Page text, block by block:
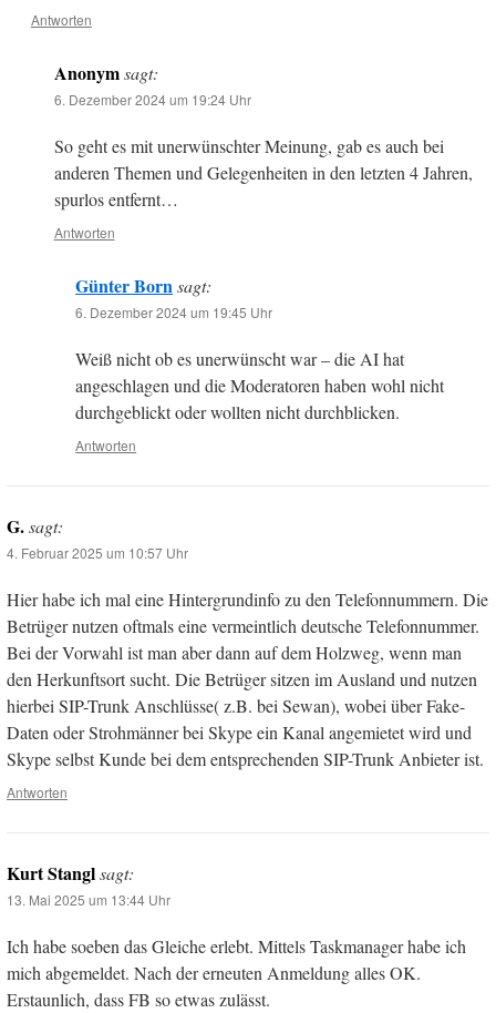
Antworten
Anonym sagt:
6. Dezember 2024 um 19:24 Uhr
So geht es mit unerwünschter Meinung, gab es auch bei
anderen Themen und Gelegenheiten in den letzten 4 Jahren,
spurlos entfernt…
Antworten
Günter Bornsagt:
6. Dezember 2024 um 19:45 Uhr
Weiß nicht ob es unerwünscht war – die AI hat
angeschlagen und die Moderatoren haben wohl nicht
durchgeblickt oder wollten nicht durchblicken.
Antworten
G.sagt:
4. Februar 2025 um 10:57 Uhr
Hier habe ich mal eine Hintergrundinfo zu den Telefonnummern. Die
Betrüger nutzen oftmals eine vermeintlich deutsche Telefonnummer.
Bei der Vorwahl ist man aber dann auf dem Holzweg, wenn man
den Herkunftsort sucht. Die Betrüger sitzen im Ausland und nutzen
hierbei SIP-Trunk Anschlüsse( z.B. bei Sewan), wobei über Fake-
Daten oder Strohmänner bei Skype ein Kanal angemietet wird und
Skype selbst Kunde bei dem entsprechenden SIP-Trunk Anbieter ist.
Antworten
Kurt Stanglsagt:
13. Mai 2025 um 13:44 Uhr
Ich habe soeben das Gleiche erlebt. Mittels Taskmanager habe ich
mich abgemeldet. Nach der erneuten Anmeldung alles OK.
Erstaunlich, dass FB so etwas zulässt.